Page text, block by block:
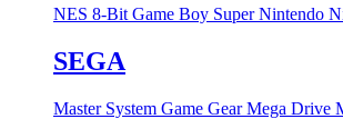
NES 8-Bit Game Boy Super Nintendo
SEGA
Master System Game GearMega Drive